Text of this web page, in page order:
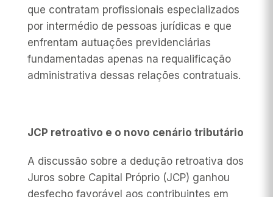
que contratam profissionais especializados
por intermédio de pessoas jurídicas e que
enfrentam autuações previdenciárias
fundamentadas apenas na requalificação
administrativa dessas relações contratuais.
JCP retroativo e o novo cenário tributário
A discussão sobre a dedução retroativa dos
Juros sobre Capital Próprio (JCP) ganhou
desfecho favorável aos contribuintes em